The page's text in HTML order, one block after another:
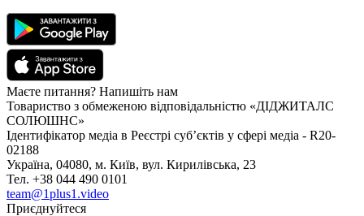
Маєте питання? Напишіть нам
Товариство з обмеженою відповідальністю «ДІДЖИТАЛС
СОЛЮШНС»
Ідентифікатор медіа в Реєстрі суб’єктів у сфері медіа - R20-
02188
Україна, 04080, м. Київ, вул. Кирилівська, 23
Тел. +38 044 490 0101
team@1plus1.video
Приєднуйтеся